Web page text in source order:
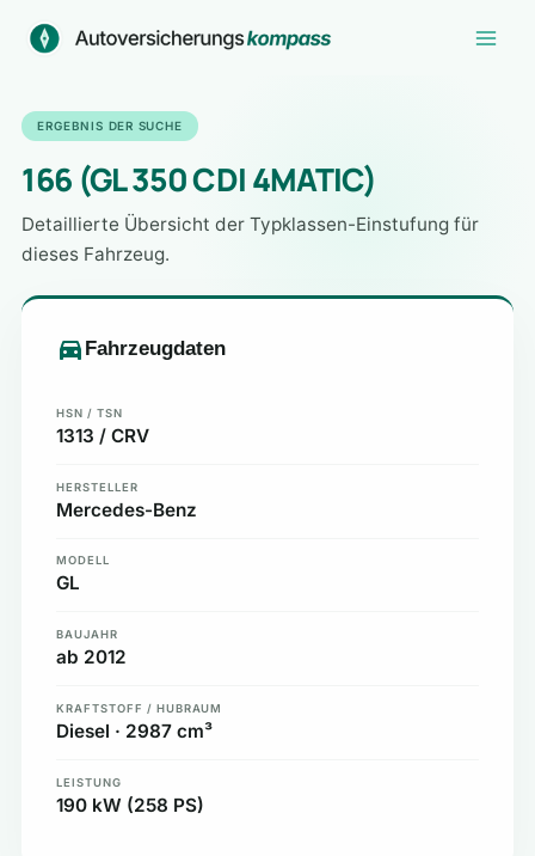
Inhalt
ERGEBNIS DER SUCHE
166 (GL 350 CDI 4MATIC)
Detaillierte Übersicht der Typklassen-Einstufung für
dieses Fahrzeug.
Fahrzeugdaten
HSN / TSN
1313 / CRV
HERSTELLER
Mercedes-Benz
MODELL
GL
BAUJAHR
ab 2012
KRAFTSTOFF / HUBRAUM
Diesel · 2987 cm³
LEISTUNG
190 kW (258 PS)